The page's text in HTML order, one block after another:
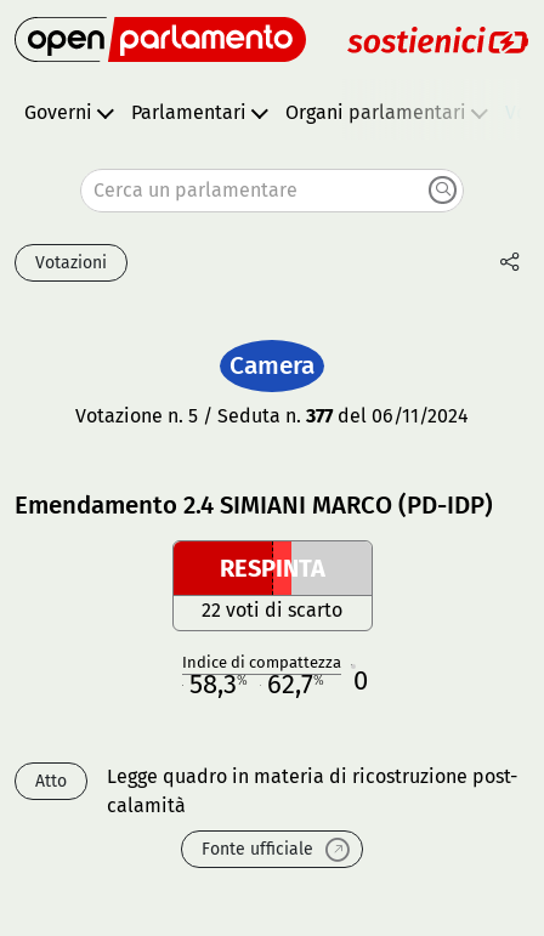
Governi Parlamentari Organi parlamentari
Cerca un parlamentare
Votazioni
Camera
Votazione n. 5 / Seduta n. 377del 06/11/2024
Emendamento 2.4 SIMIANI MARCO (PD-IDP)
RESPINTA
22 voti di scarto
Indice di compattezza
58,3% 62,7% 0
Atto
Legge quadro in materia di ricostruzione post-
calamità
Fonte ufficiale